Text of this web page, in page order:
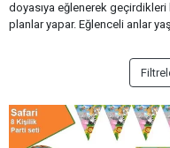
doyasıya eğlenerek
planlar yapar. Eğlenceli anlar
doğum günü organizasyonları
doğrultuda safari konsepti
Safari Parti